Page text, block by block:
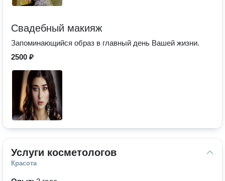
Свадебный макияж
Запоминающийся образ в главный день Вашей жизни.
2500 ₽
Услуги косметологов
Красота